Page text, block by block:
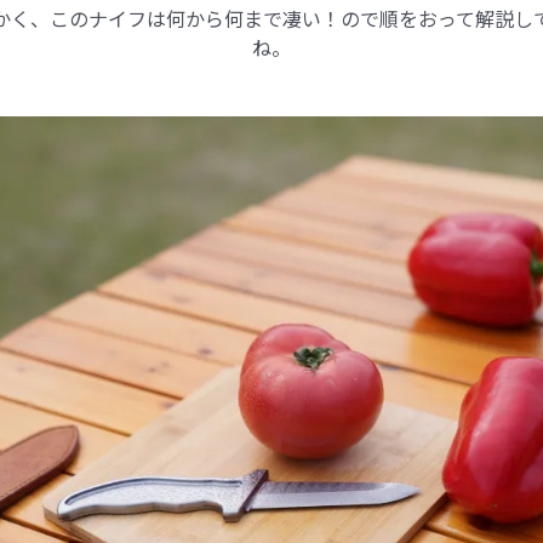
く、このナイフは何から何まで凄い！ので順をおって解説し
ね。